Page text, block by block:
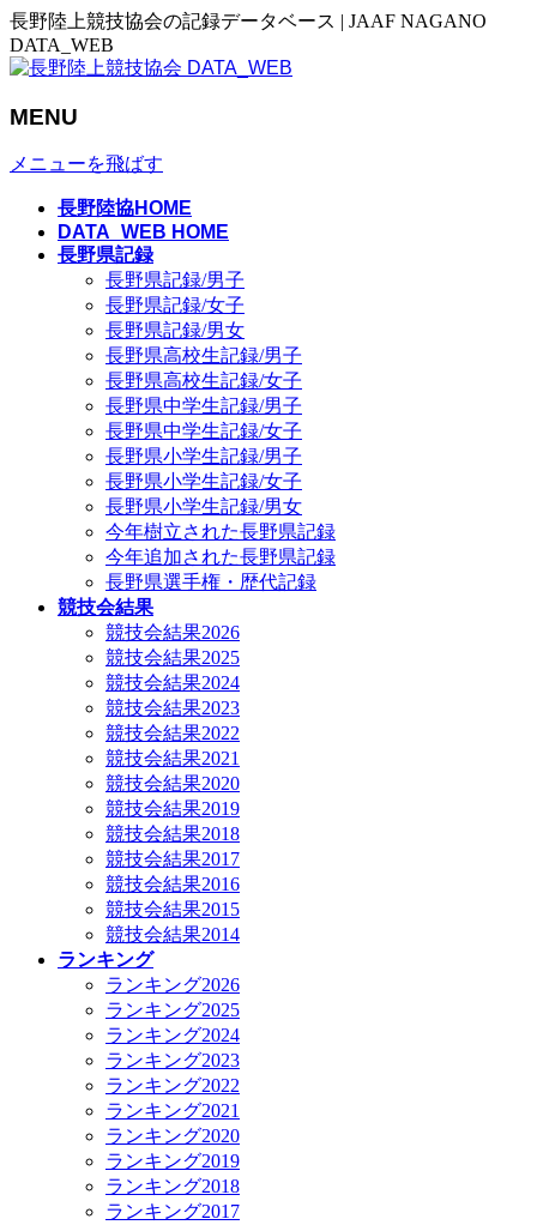
長野陸上競技協会の記録データベース | JAAF NAGANO
DATA_WEB
MENU
メニューを飛ばす
長野陸協HOME
DATA_WEB HOME
長野県記録
長野県記録/男子
長野県記録/女子
長野県記録/男女
長野県高校生記録/男子
長野県高校生記録/女子
長野県中学生記録/男子
長野県中学生記録/女子
長野県小学生記録/男子
長野県小学生記録/女子
長野県小学生記録/男女
今年樹立された長野県記録
今年追加された長野県記録
長野県選手権・歴代記録
競技会結果
競技会結果2026
競技会結果2025
競技会結果2024
競技会結果2023
競技会結果2022
競技会結果2021
競技会結果2020
競技会結果2019
競技会結果2018
競技会結果2017
競技会結果2016
競技会結果2015
競技会結果2014
ランキング
ランキング2026
ランキング2025
ランキング2024
ランキング2023
ランキング2022
ランキング2021
ランキング2020
ランキング2019
ランキング2018
ランキング2017